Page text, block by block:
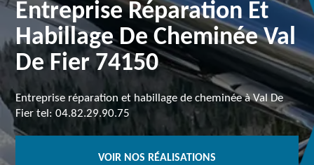
Entreprise Réparation Et
Habillage De Cheminée Val
De Fier 74150
Entreprise réparation et habillage de cheminée à Val De
Fier tel: 04.82.29.90.75
VOIR NOS RÉALISATIONS